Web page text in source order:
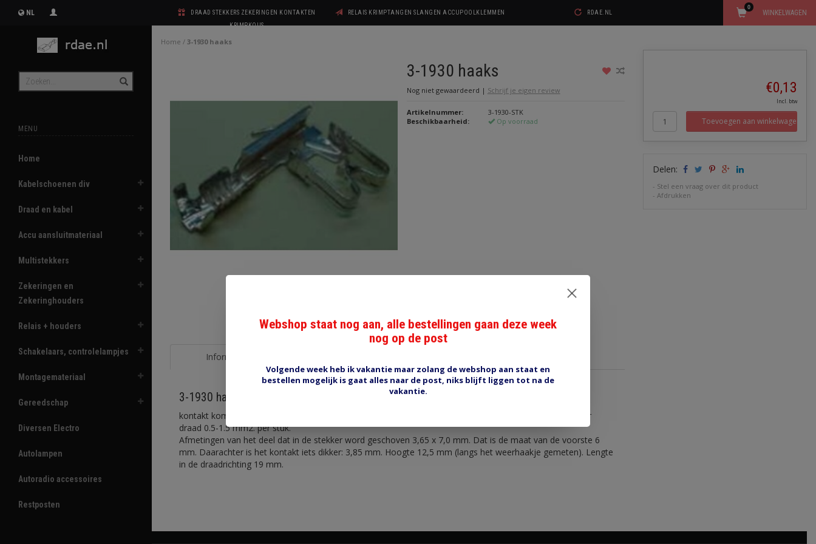
NL
DRAAD STEKKERS ZEKERINGEN KONTAKTEN
KRIMPKOUS
RELAIS KRIMPTANGEN SLANGEN ACCUPOOLKLEMMEN RDAE.NL WINKELWAGEN
0
MENU
Home
Kabelschoenen div
Draad en kabel
Accu aansluitmateriaal
Multistekkers
Zekeringen en
Zekeringhouders
Relais + houders
Schakelaars, controlelampjes
Montagemateriaal
Gereedschap
Diversen Electro
Autolampen
Autoradio accessoires
Restposten
Home / 3-1930 haaks
3-1930 haaks
Nog niet gewaardeerd | Schrijf je eigen review
Artikelnummer:
3-1930-STK
Beschikbaarheid:
Op voorraad
Informatie
3-1930 haaks
kontakt komt o.a. voor in dashboardstekkers die bijvoorbeeld op de rand van een printplaat passen. Voor
draad 0.5-1.5 mm2. per stuk.
Afmetingen van het deel dat in de stekker word geschoven 3,65 x 7,0 mm. Dat is de maat van de voorste 6
mm. Daarachter is het kontakt iets dikker: 3,85 mm. Hoogte 12,5 mm (langs het weerhaakje gemeten). Lengte
in de draadrichting 19 mm.
€0,13
Incl. btw
Toevoegen aan winkelwagen
Delen:
- Stel een vraag over dit product
-Afdrukken
Webshop staat nog aan, alle bestellingen gaan deze week
nog op de post
Volgende week heb ik vakantie maar zolang de webshop aan staat en
bestellen mogelijk is gaat alles naar de post, niks blijft liggen tot na de
vakantie.